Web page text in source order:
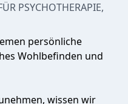
PSYCHOTHERAPIE,
persönliche
Wohlbefinden und
wissen wir